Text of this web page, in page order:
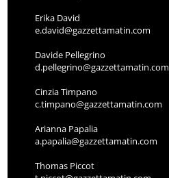
Erika David
e.david@gazzettamatin.com
Davide Pellegrino
d.pellegrino@gazzettamatin.com
Cinzia Timpano
c.timpano@gazzettamatin.com
Arianna Papalia
a.papalia@gazzettamatin.com
Thomas Piccot